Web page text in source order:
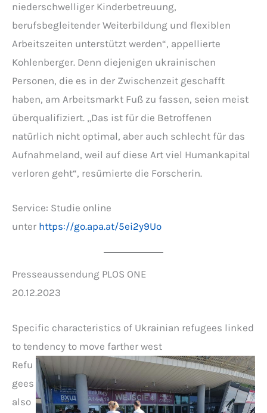
niederschwelliger Kinderbetreuung,
berufsbegleitender Weiterbildung und flexiblen
Arbeitszeiten unterstützt werden“, appellierte
Kohlenberger. Denn diejenigen ukrainischen
Personen, die es in der Zwischenzeit geschafft
haben, am Arbeitsmarkt Fuß zu fassen, seien meist
überqualifiziert. „Das ist für die Betroffenen
natürlich nicht optimal, aber auch schlecht für das
Aufnahmeland, weil auf diese Art viel Humankapital
verloren geht“, resümierte die Forscherin.
Service: Studie online
unter https://go.apa.at/5ei2y9Uo
Presseaussendung PLOS ONE
20.12.2023
Specific characteristics of Ukrainian refugees linked
to tendency to move farther west
Refu
gees
also